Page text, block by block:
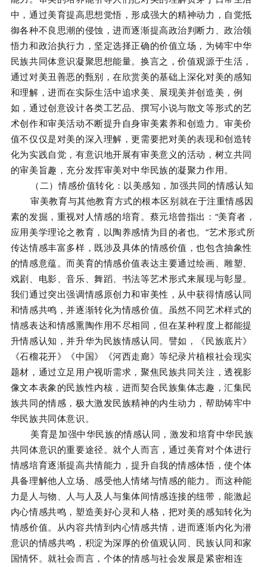
中，通过美育提高思想觉悟，形成强大的精神动力，自觉抵
御各种不良思潮的侵蚀，进而逐渐提高政治判断力、政治领
悟力和政治执行力，坚定选择正确的价值立场，为铸牢中华
民族共同体意识凝聚思想能量。换言之，价值观源于生活，
通过对美丑善恶的甄别，在欣赏美的基础上深化对美的感知
和理解，进而在实际生活中追求美、展现美并创造美，例
如，通过创意设计各类工艺品、撰写小说与散文等形式的艺
术创作和审美活动不断提升自身审美素养和创造力。审美价
值不仅仅是对美的深入理解，更需要把对美的表现和创造转
化为实践自觉，有意识地开展有审美意义的活动，树立共同
的审美旨趣，充分发挥审美对中华民族的凝聚力作用。
（二）情感价值转化：以美感知，加强共同的情感认知
审美教育与其他教育方式的根本区别就在于注重情感因
素的发掘，重视对人情感的培育。蔡元培曾指出：“美育者，
应用美学理论之教育，以陶养感情为目的者也。”艺术形式所
传达情感丰富多样，既涉及具体的情感价值，也包含抽象性
的情感意蕴。而美育的情感价值表达主要通过绘画、雕塑、
戏剧、电影、音乐、舞蹈、书法等艺术形式来展现与彰显。
我们通过突出强调情感原创力和审美性，从中获得情感认同
和情感共鸣，并逐渐转化为情感价值。虽然不同艺术样式的
情感表达和情感熏陶作用不尽相同，但在某种程度上都能提
升情感认知，并升华为民族情感认同。譬如，《民族底片》
《石榴花开》《中国》《河西走廊》等纪录片植根社会现实
题材，通过立足用户视听需求，聚焦民族共同关注，透视影
像文本表象的民族性内核，进而契合民族集体志趣，汇集民
族共同的情感，极大激发民族精神的内生动力，帮助铸牢中
华民族共同体意识。
美育是加强中华民族的情感认同，激发和培育中华民族
共同体意识的重要途径。就个人而言，通过美育对个体进行
情感培育逐渐提高共情能力，提升自我的情感体悟，使个体
具备理解他人立场、感受他人情绪与情感的能力。而这种能
力是人与物、人与人及人与集体间情感连接的纽带，能激起
内心情感共鸣，塑造美好心灵和人格，把对美的感知转化为
情感价值。从内容共情到内心情感共情，进而逐渐内化为潜
意识的情感共鸣，积淀为深厚的价值观认同、民族认同和家
国情怀。就社会而言，个体的情感与社会发展是紧密相连